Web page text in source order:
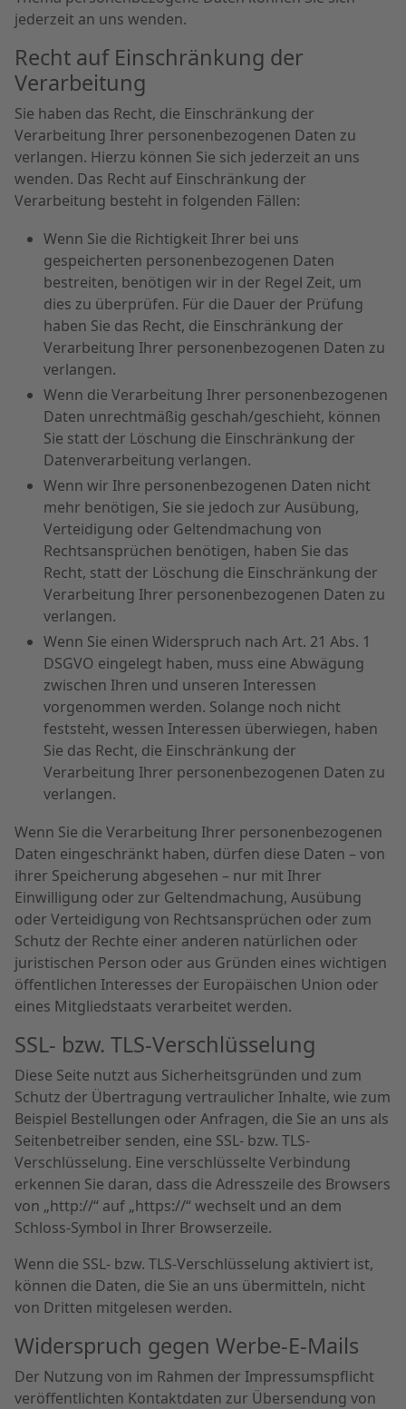
jederzeit an uns wenden.
Recht auf Einschränkung der
Verarbeitung
Sie haben das Recht, die Einschränkung der
Verarbeitung Ihrer personenbezogenen Daten zu
verlangen. Hierzu können Sie sich jederzeit an uns
wenden. Das Recht auf Einschränkung der
Verarbeitung besteht in folgenden Fällen:
Wenn Sie die Richtigkeit Ihrer bei uns
gespeicherten personenbezogenen Daten
bestreiten, benötigen wir in der Regel Zeit, um
dies zu überprüfen. Für die Dauer der Prüfung
haben Sie das Recht, die Einschränkung der
Verarbeitung Ihrer personenbezogenen Daten zu
verlangen.
Wenn die Verarbeitung Ihrer personenbezogenen
Daten unrechtmäßig geschah/geschieht, können
Sie statt der Löschung die Einschränkung der
Datenverarbeitung verlangen.
Wenn wir Ihre personenbezogenen Daten nicht
mehr benötigen, Sie sie jedoch zur Ausübung,
Verteidigung oder Geltendmachung von
Rechtsansprüchen benötigen, haben Sie das
Recht, statt der Löschung die Einschränkung der
Verarbeitung Ihrer personenbezogenen Daten zu
verlangen.
Wenn Sie einen Widerspruch nach Art. 21 Abs. 1
DSGVO eingelegt haben, muss eine Abwägung
zwischen Ihren und unseren Interessen
vorgenommen werden. Solange noch nicht
feststeht, wessen Interessen überwiegen, haben
Sie das Recht, die Einschränkung der
Verarbeitung Ihrer personenbezogenen Daten zu
verlangen.
Wenn Sie die Verarbeitung Ihrer personenbezogenen
Daten eingeschränkt haben, dürfen diese Daten – von
ihrer Speicherung abgesehen – nur mit Ihrer
Einwilligung oder zur Geltendmachung, Ausübung
oder Verteidigung von Rechtsansprüchen oder zum
Schutz der Rechte einer anderen natürlichen oder
juristischen Person oder aus Gründen eines wichtigen
öffentlichen Interesses der Europäischen Union oder
eines Mitgliedstaats verarbeitet werden.
SSL- bzw. TLS-Verschlüsselung
Diese Seite nutzt aus Sicherheitsgründen und zum
Schutz der Übertragung vertraulicher Inhalte, wie zum
Beispiel Bestellungen oder Anfragen, die Sie an uns als
Seitenbetreiber senden, eine SSL- bzw. TLS-
Verschlüsselung. Eine verschlüsselte Verbindung
erkennen Sie daran, dass die Adresszeile des Browsers
von „http://“ auf „https://“ wechselt und an dem
Schloss-Symbol in Ihrer Browserzeile.
Wenn die SSL- bzw. TLS-Verschlüsselung aktiviert ist,
können die Daten, die Sie an uns übermitteln, nicht
von Dritten mitgelesen werden.
Widerspruch gegen Werbe-E-Mails
Der Nutzung von im Rahmen der Impressumspflicht
veröffentlichten Kontaktdaten zur Übersendung von